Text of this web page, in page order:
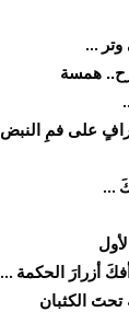
...
همسة
على فمِ النبض
...
أزرارَ الحكمة ...
تحتَ الكثبان